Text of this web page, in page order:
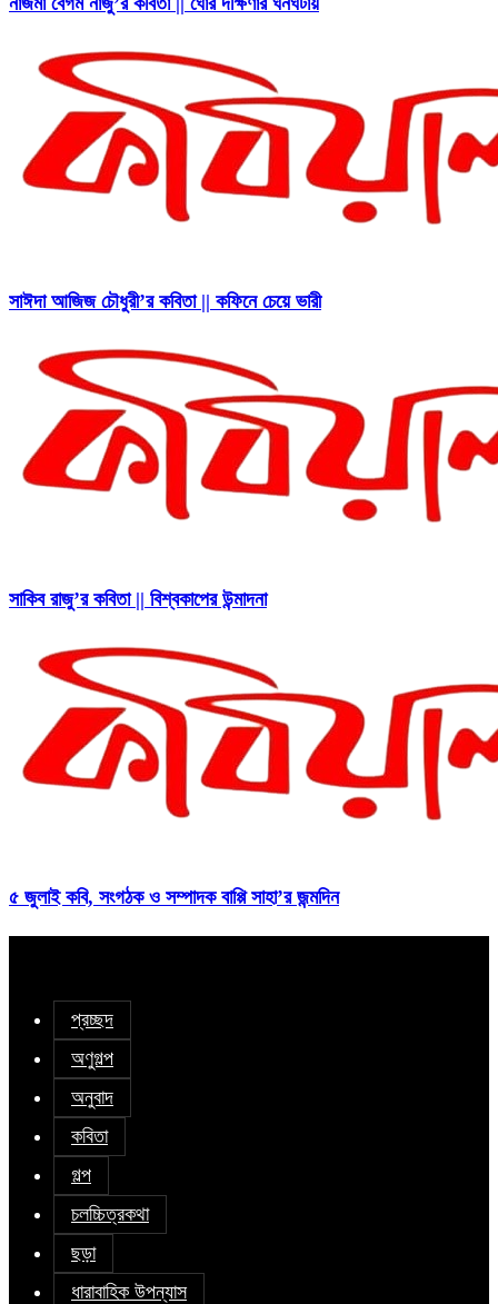
সাঈদা আজিজ চৌধুরী’র কবিতা || কফিনে চেয়ে ভারী
সাকিব রাজু’র কবিতা || বিশ্বকাপের উন্মাদনা
৫ জুলাই কবি, সংগঠক ও সম্পাদক বাপ্পি সাহা’র জন্মদিন
প্রচ্ছদ
অণুগল্প
অনুবাদ
কবিতা
গল্প
চলচ্চিত্রকথা
ছড়া
ধারাবাহিক উপন্যাস